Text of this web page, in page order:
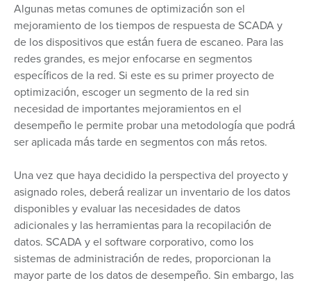
Algunas metas comunes de optimización son el
mejoramiento de los tiempos de respuesta de SCADA y
de los dispositivos que están fuera de escaneo. Para las
redes grandes, es mejor enfocarse en segmentos
específicos de la red. Si este es su primer proyecto de
optimización, escoger un segmento de la red sin
necesidad de importantes mejoramientos en el
desempeño le permite probar una metodología que podrá
ser aplicada más tarde en segmentos con más retos.
Una vez que haya decidido la perspectiva del proyecto y
asignado roles, deberá realizar un inventario de los datos
disponibles y evaluar las necesidades de datos
adicionales y las herramientas para la recopilación de
datos. SCADA y el software corporativo, como los
sistemas de administración de redes, proporcionan la
mayor parte de los datos de desempeño. Sin embargo, las